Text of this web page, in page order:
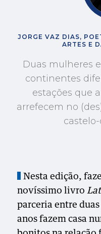
JORGE VAZ DIAS,
ARTES E
Duas mulheres
continentes
estações que
arrefecem no
Nesta edição,
novíssimo livro
parceria entre
anos fazem casa